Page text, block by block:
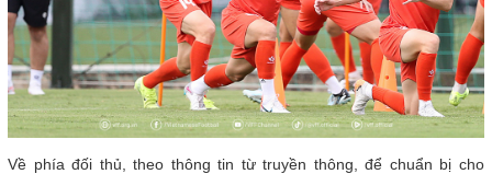
Về phía đối thủ, theo thông tin từ truyền thông, để chuẩn bị cho